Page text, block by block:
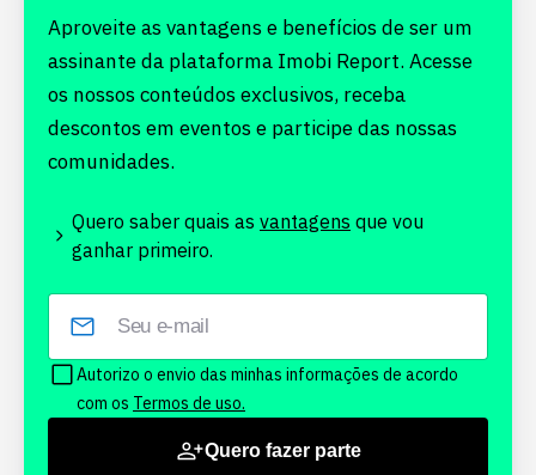
Aproveite as vantagens e benefícios de ser um
assinante da plataforma Imobi Report. Acesse
os nossos conteúdos exclusivos, receba
descontos em eventos e participe das nossas
comunidades.
Quero saber quais as vantagens que vou
ganhar primeiro.
Autorizo o envio das minhas informações de acordo
com os Termos de uso.
Quero fazer parte